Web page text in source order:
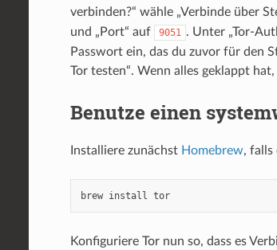
verbinden?“ wähle „Verbinde über
und „Port“ auf 9051 . Unter „Tor-
Passwort ein, das du zuvor für den
Tor testen“. Wenn alles geklappt
Benutze einen
Installiere zunächst Homebrew, falls
brew install tor
Konfiguriere Tor nun so, dass es